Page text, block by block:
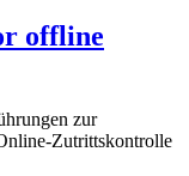
offline
zur
Zutrittskontrolle